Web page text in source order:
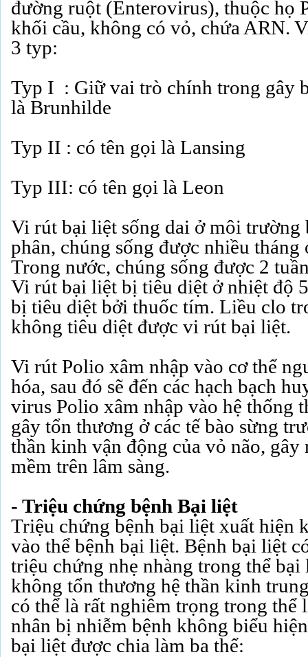
đường ruột (Enterovirus), thuộc họ
khối cầu, không có vỏ, chứa ARN.
3 typ:
Typ I : Giữ vai trò chính trong gây
là Brunhilde
Typ II : có tên gọi là Lansing
Typ III: có tên gọi là Leon
Vi rút bại liệt sống dai ở môi trường
phân, chúng sống được nhiều
Trong nước, chúng sống được 2
Vi rút bại liệt bị tiêu diệt ở nhiệt độ
bị tiêu diệt bởi thuốc tím. Liều clo
không tiêu diệt được vi rút bại liệt.
Vi rút Polio xâm nhập vào cơ thể
hóa, sau đó sẽ đến các hạch bạch
virus Polio xâm nhập vào hệ thống
gây tổn thương ở các tế bào sừng
thần kinh vận động của vỏ não,
mềm trên lâm sàng.
- Triệu chứng bệnh Bại liệt
Triệu chứng bệnh bại liệt xuất hiện
vào thể bệnh bại liệt. Bệnh bại liệt
triệu chứng nhẹ nhàng trong thể
không tổn thương hệ thần kinh
có thể là rất nghiêm trọng trong thể
nhân bị nhiễm bệnh không biểu
bại liệt được chia làm ba thể: